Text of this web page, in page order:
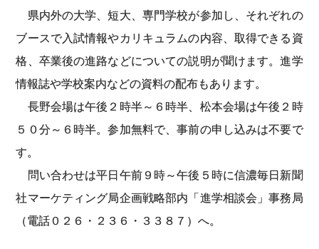
県内外の大学、短大、専門学校が参加し、それぞれの
ブースで入試情報やカリキュラムの内容、取得できる資
格、卒業後の進路などについての説明が聞けます。進学
情報誌や学校案内などの資料の配布もあります。
長野会場は午後２時半～６時半、松本会場は午後２時
５０分～６時半。参加無料で、事前の申し込みは不要で
す。
問い合わせは平日午前９時～午後５時に信濃毎日新聞
社マーケティング局企画戦略部内「進学相談会」事務局
（電話０２６・２３６・３３８７）へ。